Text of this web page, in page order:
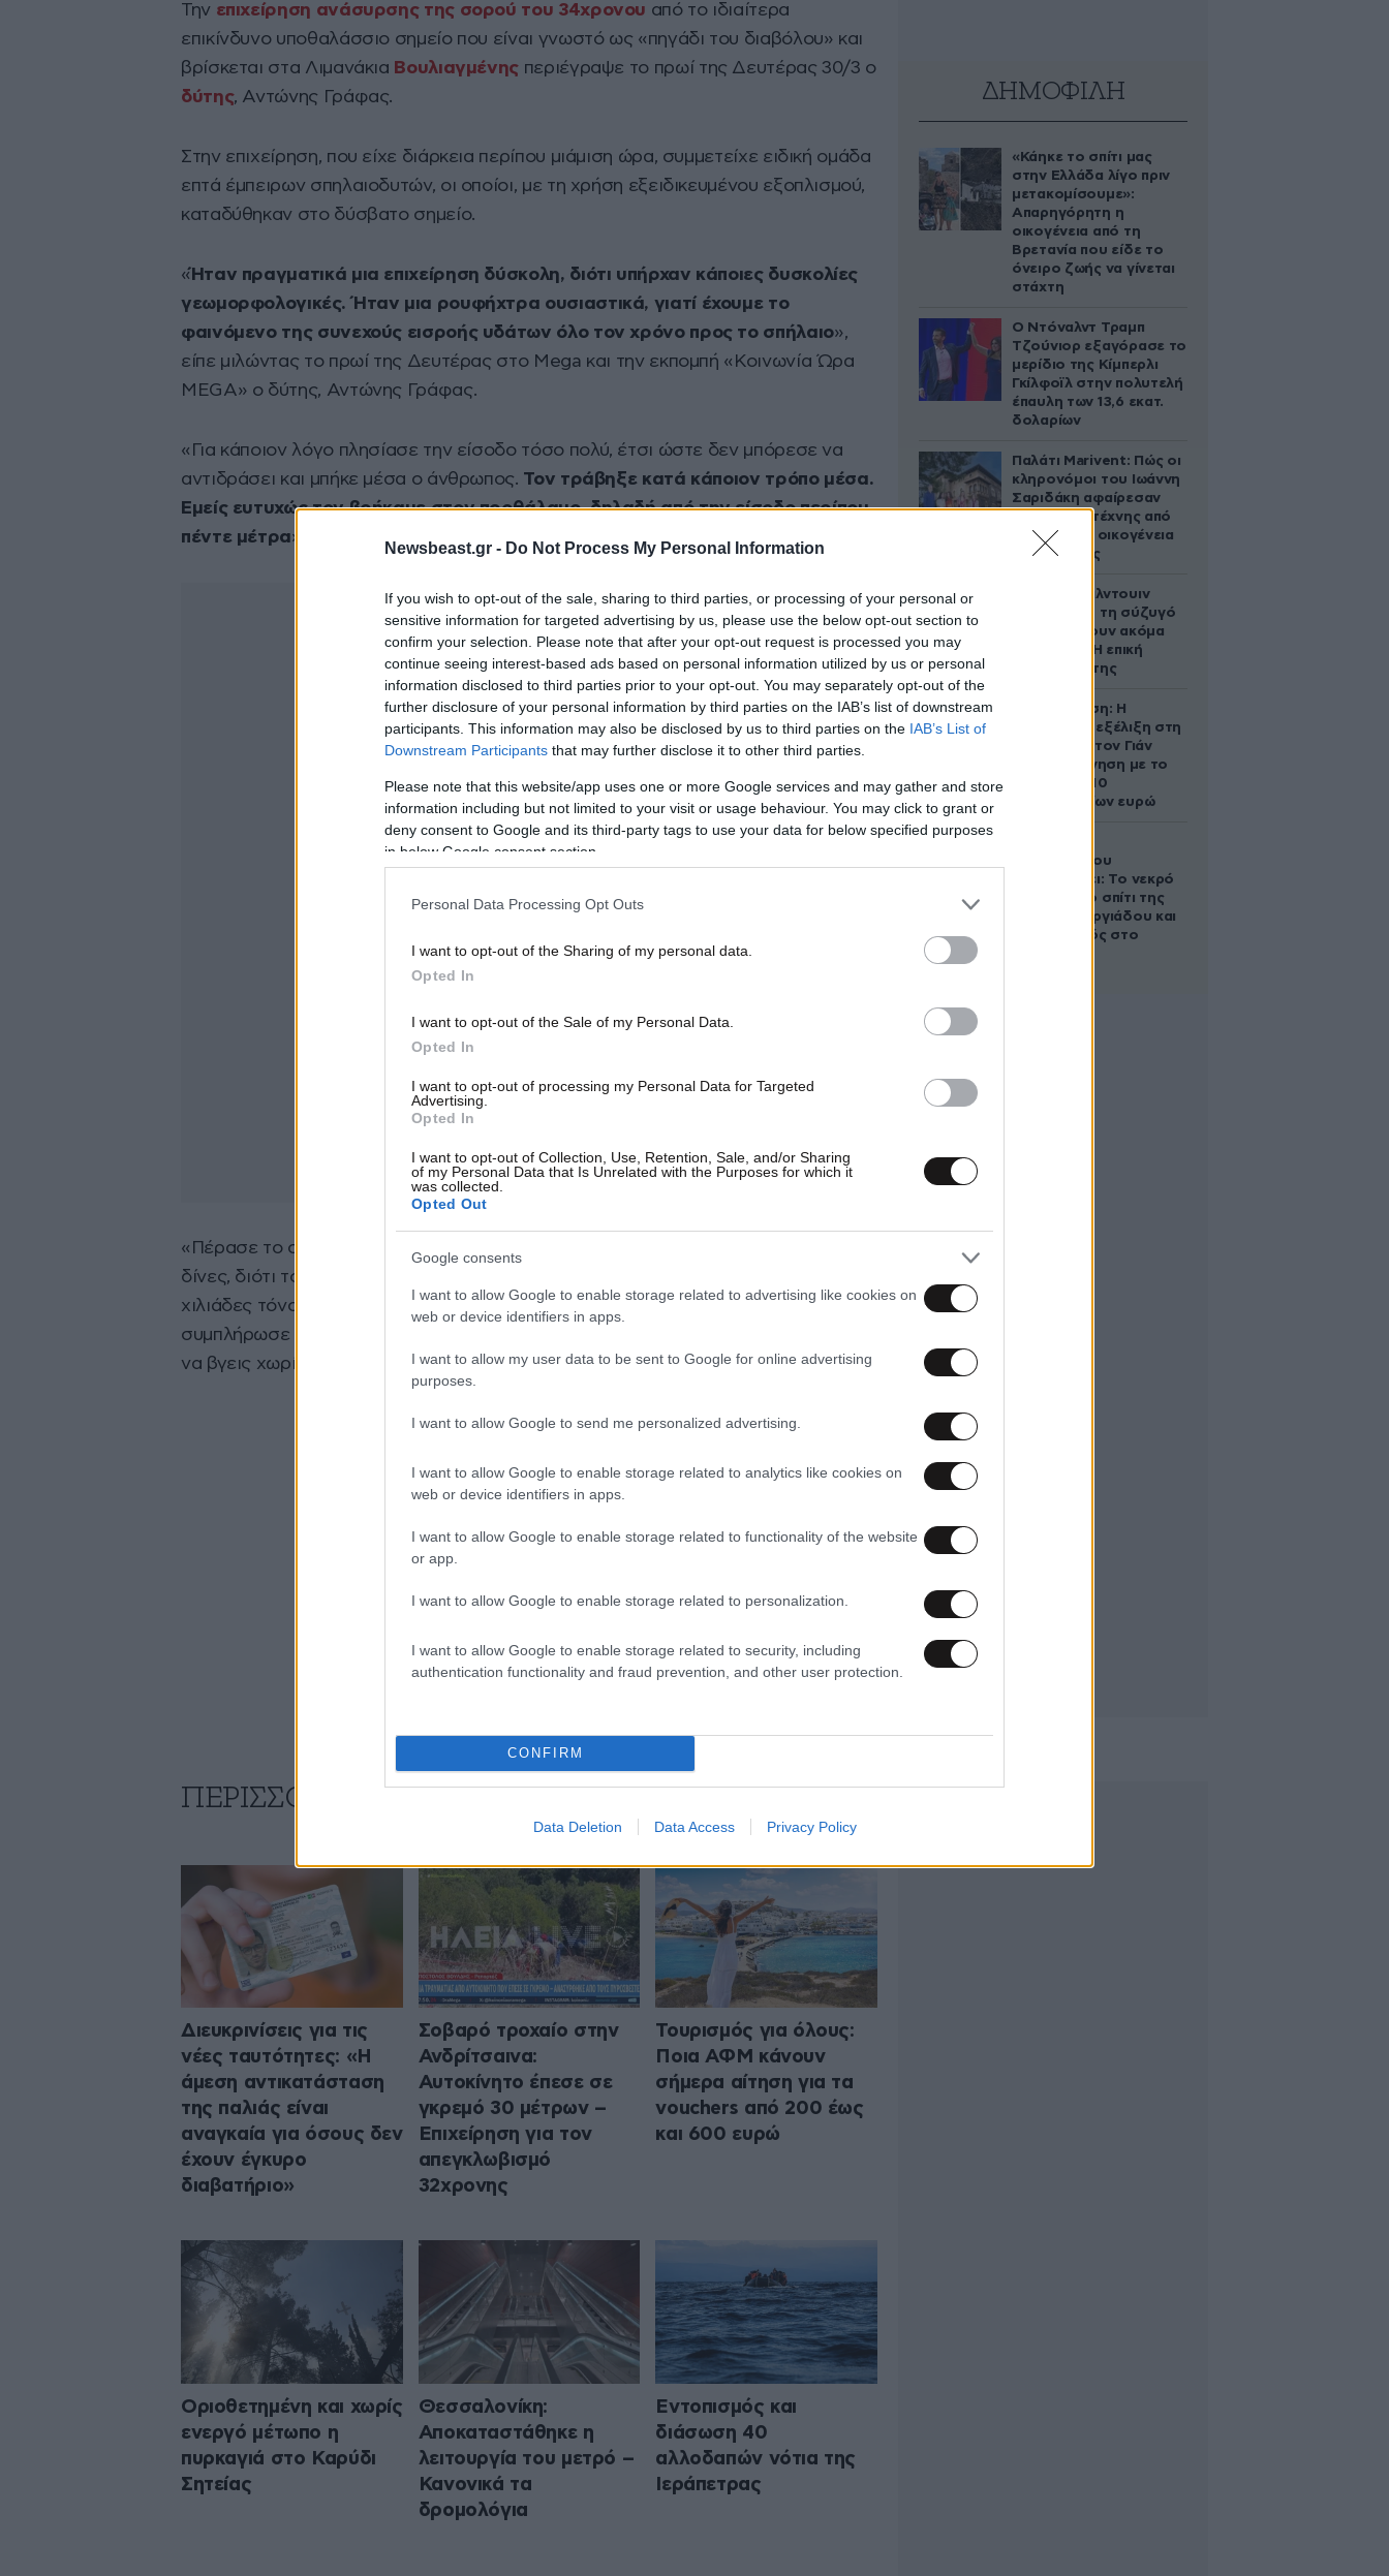
Newsbeast.gr - Do Not Process My Personal Information
If you wish to opt-out of the sale, sharing to third parties, or processing of your personal or
sensitive information for targeted advertising by us, please use the below opt-out section to
confirm your selection. Please note that after your opt-out request is processed you may
continue seeing interest-based ads based on personal information utilized by us or personal
information disclosed to third parties prior to your opt-out. You may separately opt-out of the
further disclosure of your personal information by third parties on the IAB’s list of downstream
participants. This information may also be disclosed by us to third parties on the IAB’s List of
Downstream Participants that may further disclose it to other third parties.
Please note that this website/app uses one or more Google services and may gather and store
information including but not limited to your visit or usage behaviour. You may click to grant or
deny consent to Google and its third-party tags to use your data for below specified purposes
in below Google consent section.
Personal Data Processing Opt Outs
I want to opt-out of the Sharing of my personal data.
Opted In
I want to opt-out of the Sale of my Personal Data.
Opted In
I want to opt-out of processing my Personal Data for Targeted
Advertising.
Opted In
I want to opt-out of Collection, Use, Retention, Sale, and/or Sharing
of my Personal Data that Is Unrelated with the Purposes for which it
was collected.
Opted Out
Google consents
I want to allow Google to enable storage related to advertising like cookies on
web or device identifiers in apps.
I want to allow my user data to be sent to Google for online advertising
purposes.
I want to allow Google to send me personalized advertising.
I want to allow Google to enable storage related to analytics like cookies on
web or device identifiers in apps.
I want to allow Google to enable storage related to functionality of the website
or app.
I want to allow Google to enable storage related to personalization.
I want to allow Google to enable storage related to security, including
authentication functionality and fraud prevention, and other user protection.
CONFIRM
Data Deletion Data Access Privacy Policy
Την επιχείρηση ανάσυρσης της σορού του 34χρονου από το ιδιαίτερα
επικίνδυνο υποθαλάσσιο σημείο που είναι γνωστό ως «πηγάδι του διαβόλου» και
βρίσκεται στα Λιμανάκια Βουλιαγμένης περιέγραψε το πρωί της Δευτέρας 30/3 ο
δύτης, Αντώνης Γράφας.
Στην επιχείρηση, που είχε διάρκεια περίπου μιάμιση ώρα, συμμετείχε ειδική ομάδα
επτά έμπειρων σπηλαιοδυτών, οι οποίοι, με τη χρήση εξειδικευμένου εξοπλισμού,
καταδύθηκαν στο δύσβατο σημείο.
«Ήταν πραγματικά μια επιχείρηση δύσκολη, διότι υπήρχαν κάποιες δυσκολίες
γεωμορφολογικές. Ήταν μια ρουφήχτρα ουσιαστικά, γιατί έχουμε το
φαινόμενο της συνεχούς εισροής υδάτων όλο τον χρόνο προς το σπήλαιο»,
είπε μιλώντας το πρωί της Δευτέρας στο Mega και την εκπομπή «Κοινωνία Ώρα
MEGA» ο δύτης, Αντώνης Γράφας.
«Για κάποιον λόγο πλησίασε την είσοδο τόσο πολύ, έτσι ώστε δεν μπόρεσε να
αντιδράσει και μπήκε μέσα ο άνθρωπος. Τον τράβηξε κατά κάποιον τρόπο μέσα.
Εμείς ευτυχώς τον βρήκαμε στον προθάλαμο, δηλαδή από την είσοδο περίπου
πέντε μέτρα», συμπλήρωσε.
«Πέρασε το στένεμα, πέρασε δηλαδή το στόμιο. Εκεί δημιουργούνται τρομακτικές
δίνες, διότι το νερό στραγγαλίζεται και πρέπει να περάσουν μέσα αυτοί οι
χιλιάδες τόνοι νερού, με αποτέλεσμα να μην μπορεί να βγει ο άλλος έξω»,
συμπλήρωσε και εξήγησε πως από το «πηγάδι του διαβόλου» είναι ακατόρθωτο
να βγεις χωρίς σχοινί.
ΔΗΜΟΦΙΛΗ
«Κάηκε το σπίτι μας
στην Ελλάδα λίγο πριν
μετακομίσουμε»:
Απαρηγόρητη η
οικογένεια από τη
Βρετανία που είδε το
όνειρο ζωής να γίνεται
στάχτη
Ο Ντόναλντ Τραμπ
Τζούνιορ εξαγόρασε το
μερίδιο της Κίμπερλι
Γκίλφοϊλ στην πολυτελή
έπαυλη των 13,6 εκατ.
δολαρίων
Παλάτι Marivent: Πώς οι
κληρονόμοι του Ιωάννη
Σαριδάκη αφαίρεσαν
1.300 έργα τέχνης από
τη βασιλική οικογένεια
της Ισπανίας
Ο Άλεκ Μπάλντουιν
ζήτησε από τη σύζυγό
του να κάνουν ακόμα
ένα παιδί – Η επική
αντίδρασή της
Αθηνά Ωνάση: Η
απρόσμενη εξέλιξη στη
διαμάχη με τον Γιάν
Τοπς – Η κίνηση με το
άλογο των 10
εκατομμυρίων ευρώ
Τζώρτζογλου
αποκαλύπτει: Το νεκρό
έμβρυο στο σπίτι της
Μαρίας Γεωργιάδου και
ο εγκλεισμός στο
ΠΕΡΙΣΣΟΤΕΡΑ ΑΠΟ ΤΗΝ ΕΛΛΑΔΑ
Διευκρινίσεις για τις
νέες ταυτότητες: «Η
άμεση αντικατάσταση
της παλιάς είναι
αναγκαία για όσους δεν
έχουν έγκυρο
διαβατήριο»
Σοβαρό τροχαίο στην
Ανδρίτσαινα:
Αυτοκίνητο έπεσε σε
γκρεμό 30 μέτρων –
Επιχείρηση για τον
απεγκλωβισμό
32χρονης
Τουρισμός για όλους:
Ποια ΑΦΜ κάνουν
σήμερα αίτηση για τα
vouchers από 200 έως
και 600 ευρώ
Οριοθετημένη και χωρίς
ενεργό μέτωπο η
πυρκαγιά στο Καρύδι
Σητείας
Θεσσαλονίκη:
Αποκαταστάθηκε η
λειτουργία του μετρό –
Κανονικά τα
δρομολόγια
Εντοπισμός και
διάσωση 40
αλλοδαπών νότια της
Ιεράπετρας